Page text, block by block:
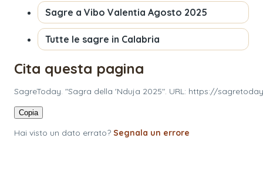
Sagre a Vibo Valentia Agosto 2025
Tutte le sagre in Calabria
Cita questa pagina
SagreToday. "Sagra della 'Nduja 2025". URL: https://
Copia
Hai visto un dato errato? Segnala un errore